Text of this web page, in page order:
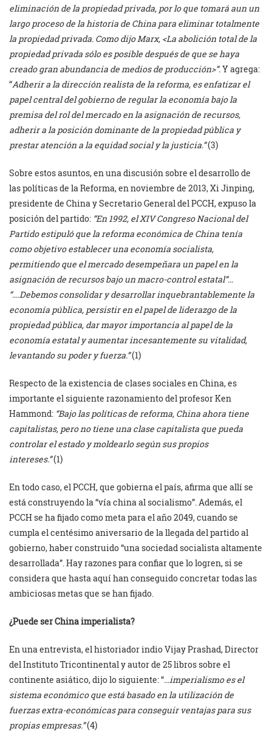
eliminación de la propiedad privada, por lo que tomará aun un
largo proceso de la historia de China para eliminar totalmente
la propiedad privada. Como dijo Marx, <La abolición total de la
propiedad privada sólo es posible después de que se haya
creado gran abundancia de medios de producción>”.Y agrega:
“Adherir a la dirección realista de la reforma, es enfatizar el
papel central del gobierno de regular la economía bajo la
premisa del rol del mercado en la asignación de recursos,
adherir a la posición dominante de la propiedad pública y
prestar atención a la equidad social y la justicia.”(3)
Sobre estos asuntos, en una discusión sobre el desarrollo de
las políticas de la Reforma, en noviembre de 2013, Xi Jinping,
presidente de China y Secretario General del PCCH, expuso la
posición del partido: “En 1992, el XIV Congreso Nacional del
Partido estipuló que la reforma económica de China tenía
como objetivo establecer una economía socialista,
permitiendo que el mercado desempeñara un papel en la
asignación de recursos bajo un macro-control estatal”…
“….Debemos consolidar y desarrollar inquebrantablemente la
economía pública, persistir en el papel de liderazgo de la
propiedad pública, dar mayor importancia al papel de la
economía estatal y aumentar incesantemente su vitalidad,
levantando su poder y fuerza.”(1)
Respecto de la existencia de clases sociales en China, es
importante el siguiente razonamiento del profesor Ken
Hammond: “Bajo las políticas de reforma, China ahora tiene
capitalistas, pero no tiene una clase capitalista que pueda
controlar el estado y moldearlo según sus propios
intereses.”(1)
En todo caso, el PCCH, que gobierna el país, afirma que allí se
está construyendo la “vía china al socialismo”. Además, el
PCCH se ha fijado como meta para el año 2049, cuando se
cumpla el centésimo aniversario de la llegada del partido al
gobierno, haber construido “una sociedad socialista altamente
desarrollada”. Hay razones para confiar que lo logren, si se
considera que hasta aquí han conseguido concretar todas las
ambiciosas metas que se han fijado.
¿Puede ser China imperialista?
En una entrevista, el historiador indio Vijay Prashad, Director
del Instituto Tricontinental y autor de 25 libros sobre el
continente asiático, dijo lo siguiente: “…imperialismo es el
sistema económico que está basado en la utilización de
fuerzas extra-económicas para conseguir ventajas para sus
propias empresas.”(4)